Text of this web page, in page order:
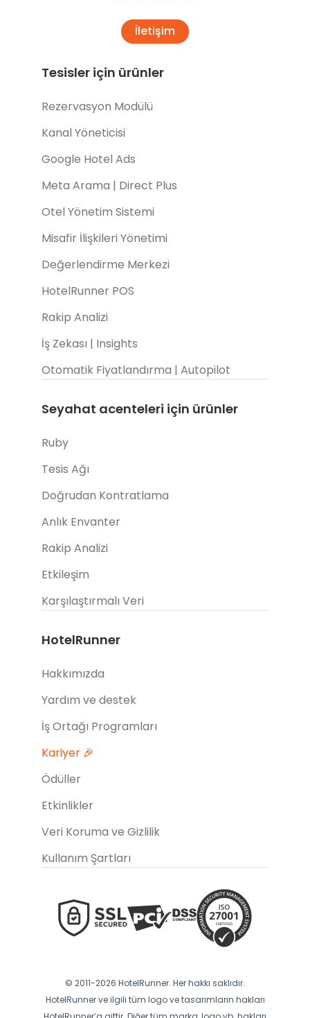
İletişim
Tesisler için ürünler
Rezervasyon Modülü
Kanal Yöneticisi
Google Hotel Ads
Meta Arama | Direct Plus
Otel Yönetim Sistemi
Misafir İlişkileri Yönetimi
Değerlendirme Merkezi
HotelRunner POS
Rakip Analizi
İş Zekası | Insights
Otomatik Fiyatlandırma | Autopilot
Seyahat acenteleri için ürünler
Ruby
Tesis Ağı
Doğrudan Kontratlama
Anlık Envanter
Rakip Analizi
Etkileşim
Karşılaştırmalı Veri
HotelRunner
Hakkımızda
Yardım ve destek
İş Ortağı Programları
Kariyer 🎉
Ödüller
Etkinlikler
Veri Koruma ve Gizlilik
Kullanım Şartları
© 2011-2026 HotelRunner. Her hakkı saklıdır.
HotelRunner ve ilgili tüm logo ve tasarımların hakları